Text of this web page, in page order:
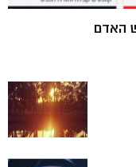
האדם